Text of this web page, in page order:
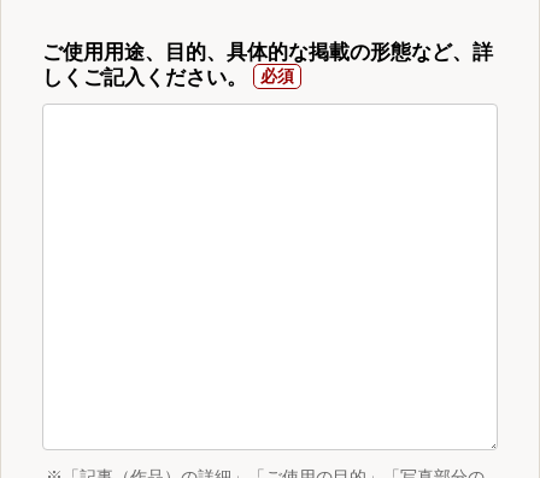
ご使用用途、目的、具体的な掲載の形態など、詳
しくご記入ください。